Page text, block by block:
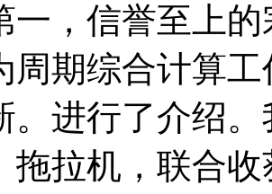
一，信誉至上
周期综合计算
。进行了介绍
拖拉机，联合